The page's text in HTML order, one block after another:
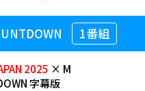
1番組
2025 × M
字幕版